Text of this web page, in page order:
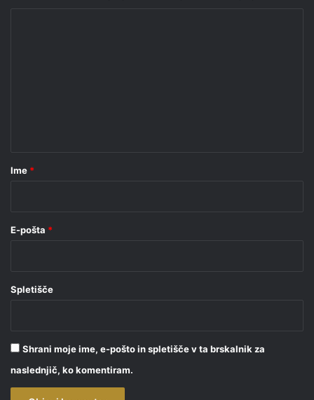
rIme *
E-pošta *
Spletišče
Shrani moje ime, e-pošto in spletišče v ta brskalnik za
naslednjič, ko komentiram.